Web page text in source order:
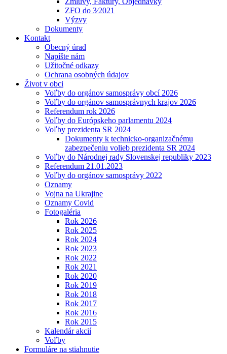
ZFO do 3⁄2021
Výzvy
Dokumenty
Kontakt
Obecný úrad
Napíšte nám
Užitočné odkazy
Ochrana osobných údajov
Život v obci
Voľby do orgánov samosprávy obcí 2026
Voľby do orgánov samosprávnych krajov 2026
Referendum rok 2026
Voľby do Európskeho parlamentu 2024
Voľby prezidenta SR 2024
Dokumenty k technicko-organizačnému
zabezpečeniu volieb prezidenta SR 2024
Voľby do Národnej rady Slovenskej republiky 2023
Referendum 21.01.2023
Voľby do orgánov samosprávy 2022
Oznamy
Vojna na Ukrajine
Oznamy Covid
Fotogaléria
Rok 2026
Rok 2025
Rok 2024
Rok 2023
Rok 2022
Rok 2021
Rok 2020
Rok 2019
Rok 2018
Rok 2017
Rok 2016
Rok 2015
Kalendár akcií
Voľby
Formuláre na stiahnutie